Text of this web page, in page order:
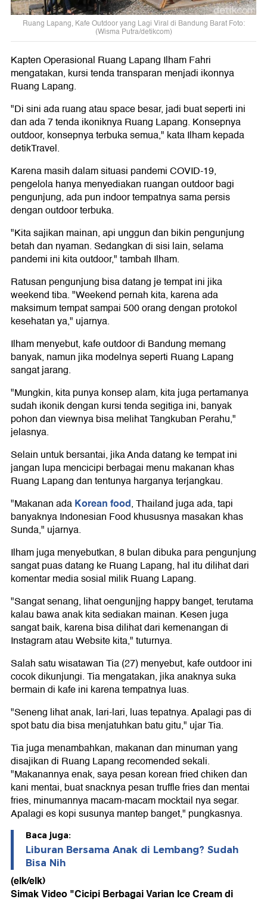
Ruang Lapang, Kafe Outdoor yang Lagi Viral di Bandung Barat Foto:
(Wisma Putra/detikcom)
Kapten Operasional Ruang Lapang Ilham Fahri
mengatakan, kursi tenda transparan menjadi ikonnya
Ruang Lapang.
"Di sini ada ruang atau space besar, jadi buat seperti ini
dan ada 7 tenda ikoniknya Ruang Lapang. Konsepnya
outdoor, konsepnya terbuka semua," kata Ilham kepada
detikTravel.
Karena masih dalam situasi pandemi COVID-19,
pengelola hanya menyediakan ruangan outdoor bagi
pengunjung, ada pun indoor tempatnya sama persis
dengan outdoor terbuka.
"Kita sajikan mainan, api unggun dan bikin pengunjung
betah dan nyaman. Sedangkan di sisi lain, selama
pandemi ini kita outdoor," tambah Ilham.
Ratusan pengunjung bisa datang je tempat ini jika
weekend tiba. "Weekend pernah kita, karena ada
maksimum tempat sampai 500 orang dengan protokol
kesehatan ya," ujarnya.
Ilham menyebut, kafe outdoor di Bandung memang
banyak, namun jika modelnya seperti Ruang Lapang
sangat jarang.
"Mungkin, kita punya konsep alam, kita juga pertamanya
sudah ikonik dengan kursi tenda segitiga ini, banyak
pohon dan viewnya bisa melihat Tangkuban Perahu,"
jelasnya.
Selain untuk bersantai, jika Anda datang ke tempat ini
jangan lupa mencicipi berbagai menu makanan khas
Ruang Lapang dan tentunya harganya terjangkau.
"Makanan adaKorean food, Thailand juga ada, tapi
banyaknya Indonesian Food khususnya masakan khas
Sunda," ujarnya.
Ilham juga menyebutkan, 8 bulan dibuka para pengunjung
sangat puas datang ke Ruang Lapang, hal itu dilihat dari
komentar media sosial milik Ruang Lapang.
"Sangat senang, lihat oengunjjng happy banget, terutama
kalau bawa anak kita sediakan mainan. Kesen juga
sangat baik, karena bisa dilihat dari kemenangan di
Instagram atau Website kita," tuturnya.
Salah satu wisatawan Tia (27) menyebut, kafe outdoor ini
cocok dikunjungi. Tia mengatakan, jika anaknya suka
bermain di kafe ini karena tempatnya luas.
"Seneng lihat anak, lari-lari, luas tepatnya. Apalagi pas di
spot batu dia bisa menjatuhkan batu gitu," ujar Tia.
Tia juga menambahkan, makanan dan minuman yang
disajikan di Ruang Lapang recomended sekali.
"Makanannya enak, saya pesan korean fried chiken dan
kani mentai, buat snacknya pesan truffle fries dan mentai
fries, minumannya macam-macam mocktail nya segar.
Apalagi es kopi susunya mantep banget," pungkasnya.
Baca juga:
Liburan Bersama Anak di Lembang? Sudah
Bisa Nih
(elk/elk)
Simak Video "Cicipi Berbagai Varian Ice Cream di